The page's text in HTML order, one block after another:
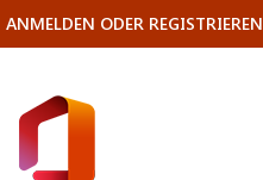
ANMELDEN ODER REGISTRIEREN